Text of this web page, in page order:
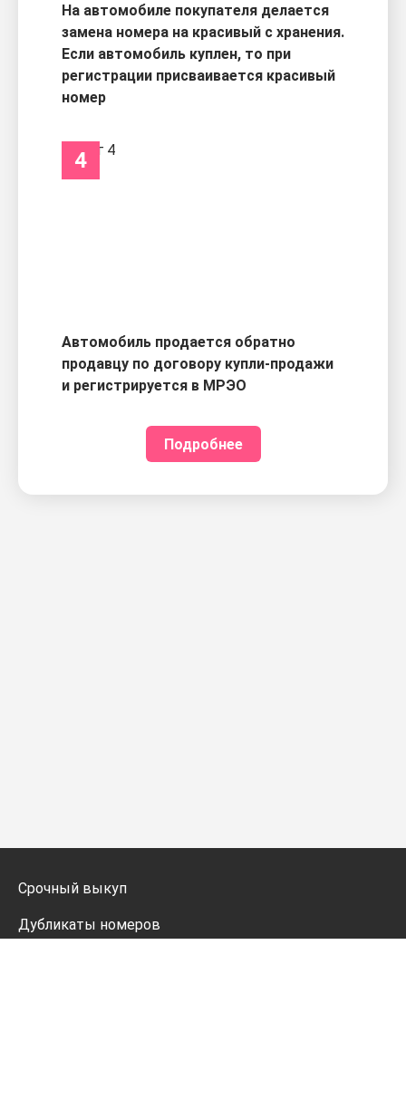
На автомобиле покупателя делается
замена номера на красивый с хранения.
Если автомобиль куплен, то при
регистрации присваивается красивый
номер
4
Автомобиль продается обратно
продавцу по договору купли-продажи
и регистрируется в МРЭО
Подробнее
Срочный выкуп
Дубликаты номеров